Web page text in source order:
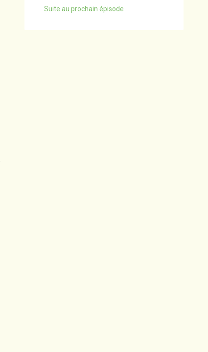
Suite au prochain épisode